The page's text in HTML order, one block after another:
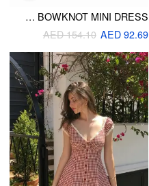
TWEED V-NECK TARTAN BOWKNOT MINI DRESS
AED 92.69
AED 154.10